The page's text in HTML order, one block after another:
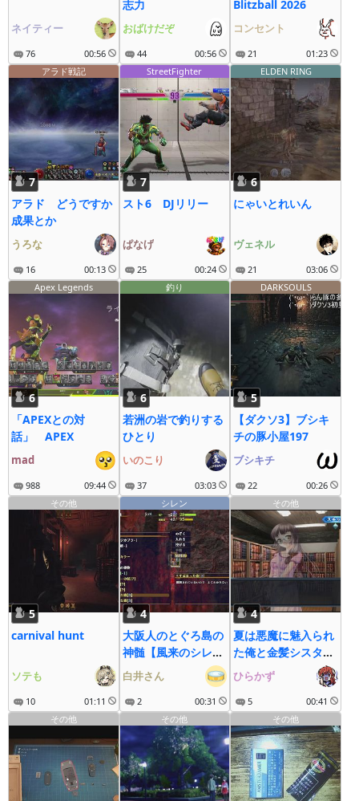
ネイティー
76 00:56
志力
おばけだぞ
44 00:56
Blitzball 2026
コンセント
21
01:23
アラド戦記
7
アラド どうですか
成果とか
うろな
16 00:13
StreetFighter
7
スト6 DJリリー
ぱなげ
25 00:24
ELDEN RING
6
にゃいとれいん
ヴェネル
21
03:06
Apex Legends
6
「APEXとの対
話」 APEX
mad
988 09:44
釣り
6
若洲の岩で釣りする
ひとり
いのこり
37 03:03
DARKSOULS
5
【ダクソ3】ブシキ
チの豚小屋197
ブシキチ
22
00:26
その他
5
carnival hunt
ソテも
10 01:11
シレン
4
大阪人のとぐろ島の
神髄【風来のシレン
６】
白井さん
2 00:31
その他
4
夏は悪魔に魅入られ
た俺と金髪シスター
の最終恋愛
ひらかず
5
00:41
その他
その他 その他